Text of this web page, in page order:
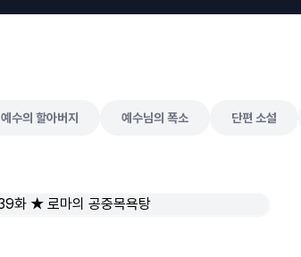
예수의 할아버지 예수님의 폭소 단편 소설